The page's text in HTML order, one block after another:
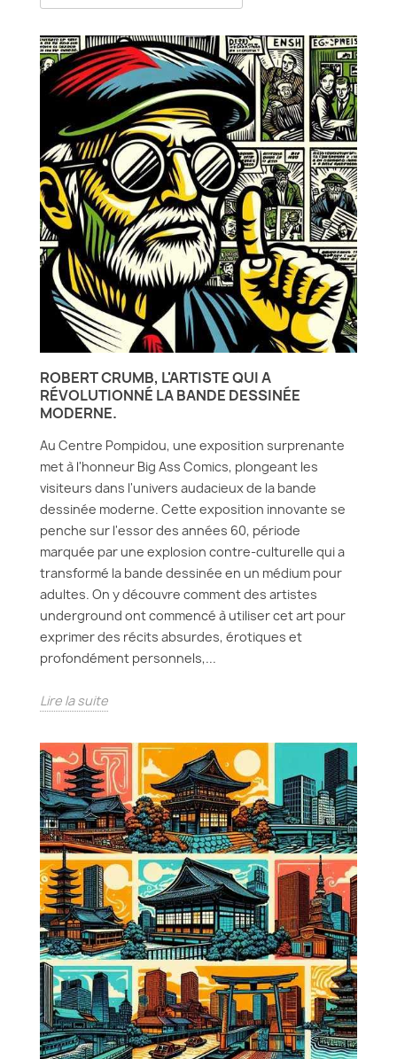
ROBERT CRUMB, L'ARTISTE QUI A
RÉVOLUTIONNÉ LA BANDE DESSINÉE
MODERNE.
Au Centre Pompidou, une exposition surprenante
met à l'honneur Big Ass Comics, plongeant les
visiteurs dans l'univers audacieux de la bande
dessinée moderne. Cette exposition innovante se
penche sur l'essor des années 60, période
marquée par une explosion contre-culturelle qui a
transformé la bande dessinée en un médium pour
adultes. On y découvre comment des artistes
underground ont commencé à utiliser cet art pour
exprimer des récits absurdes, érotiques et
profondément personnels,...
Lire la suite